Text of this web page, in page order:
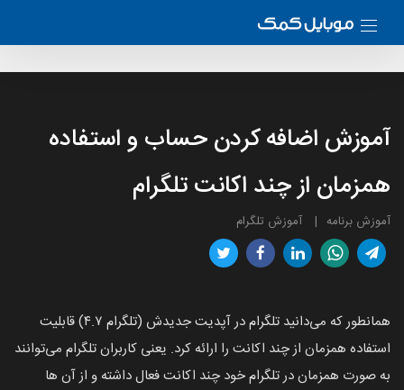
آموزش اضافه کردن حساب و استفاده
همزمان از چند اکانت تلگرام
آموزش برنامه آموزش تلگرام
همانطور که می‌دانید تلگرام در آپدیت جدیدش (تلگرام ۴.۷) قابلیت
استفاده همزمان از چند اکانت را ارائه کرد. یعنی کاربران تلگرام می‌توانند
به صورت همزمان در تلگرام خود چند اکانت فعال داشته و از آن ها